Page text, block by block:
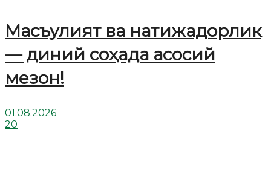
Масъулият ва натижадорлик
— диний соҳада асосий
мезон!
01.08.2026
20